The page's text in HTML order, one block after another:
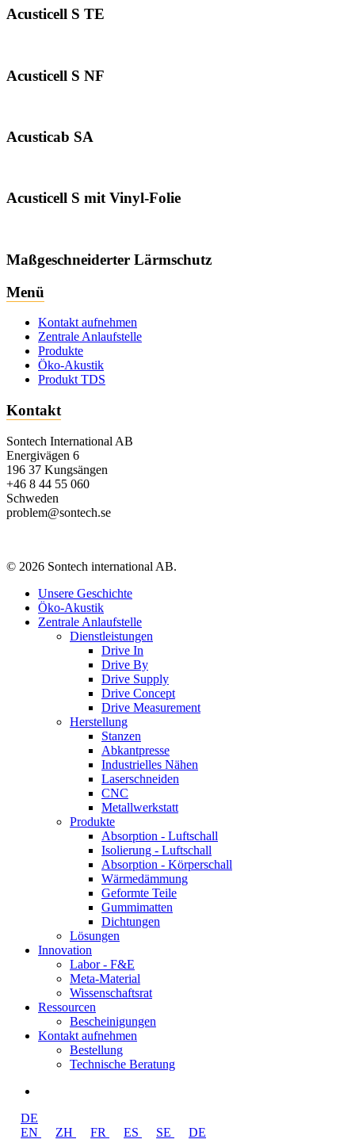
Acusticell S TE
Acusticell S NF
Acusticab SA
Acusticell S mit Vinyl-Folie
Maßgeschneiderter Lärmschutz
Menü
Kontakt aufnehmen
Zentrale Anlaufstelle
Produkte
Öko-Akustik
Produkt TDS
Kontakt
Sontech International AB
Energivägen 6
196 37 Kungsängen
+46 8 44 55 060
Schweden
problem@sontech.se
© 2026 Sontech international AB.
Menü
schließen
Unsere Geschichte
Öko-Akustik
Zentrale Anlaufstelle
Dienstleistungen
Drive In
Drive By
Drive Supply
Drive Concept
Drive Measurement
Herstellung
Stanzen
Abkantpresse
Industrielles Nähen
Laserschneiden
CNC
Metallwerkstatt
Produkte
Absorption - Luftschall
Isolierung - Luftschall
Absorption - Körperschall
Wärmedämmung
Geformte Teile
Gummimatten
Dichtungen
Lösungen
Innovation
Labor - F&E
Meta-Material
Wissenschaftsrat
Ressourcen
Bescheinigungen
Kontakt aufnehmen
Bestellung
Technische Beratung
DE
EN
ZH FR ES SE DE